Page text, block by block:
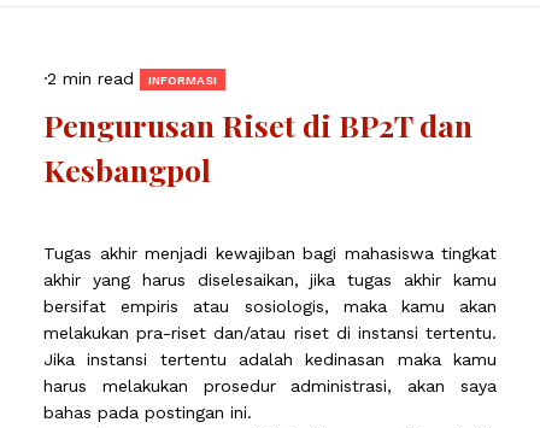
·2 min read INFORMASI
Pengurusan Riset di BP2T dan
Kesbangpol
Tugas akhir menjadi kewajiban bagi mahasiswa tingkat
akhir yang harus diselesaikan, jika tugas akhir kamu
bersifat empiris atau sosiologis, maka kamu akan
melakukan pra-riset dan/atau riset di instansi tertentu.
Jika instansi tertentu adalah kedinasan maka kamu
harus melakukan prosedur administrasi, akan saya
bahas pada postingan ini.